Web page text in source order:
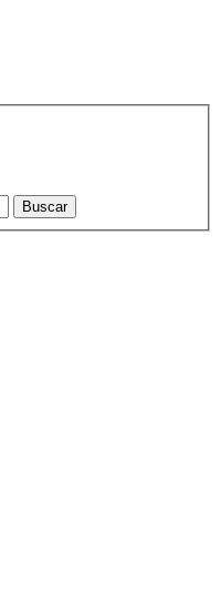
Buscar